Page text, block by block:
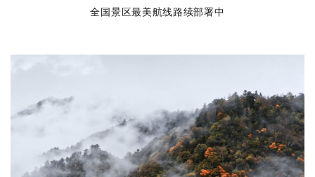
全国景区最美航线路续部署中